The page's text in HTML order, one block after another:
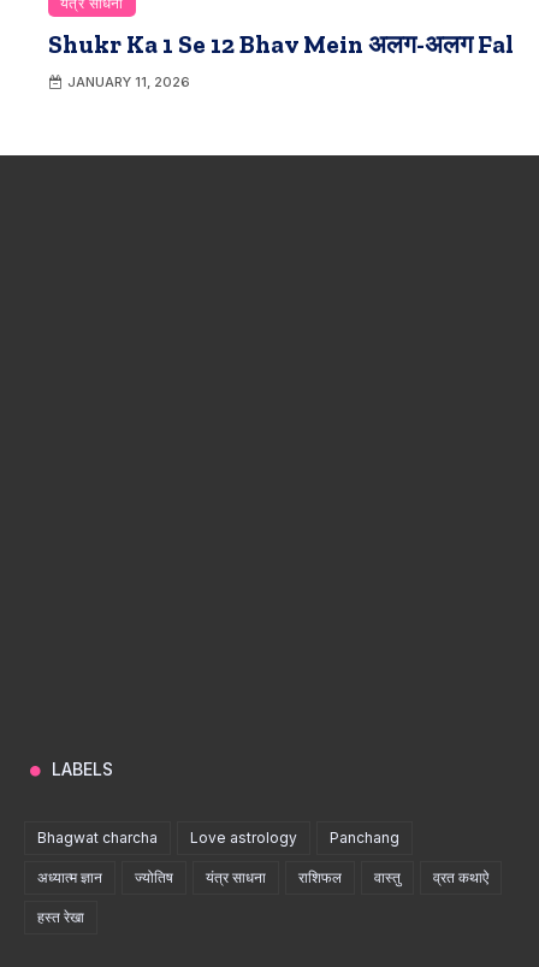
Shukr Ka 1 Se 12 Bhav Mein अलग-अलग Fal
JANUARY 11, 2026
LABELS
Bhagwat charcha Love astrology Panchang
अध्यात्म ज्ञान ज्योतिष यंत्र साधना राशिफल वास्तु व्रत कथाऐ
हस्त रेखा